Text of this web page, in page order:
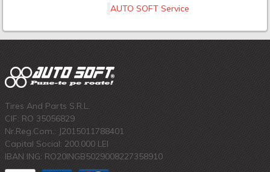
AUTO SOFT Service
Tires And Parts S.R.L.
CIF: RO 35056829
Nr.Reg.Com.: J2015011788401
Capital Social: 200.000 LEI
IBAN ING: RO20INGB5029008227358910